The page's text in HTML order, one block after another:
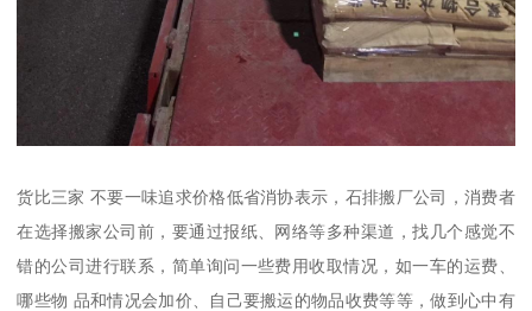
货比三家 不要一味追求价格低省消协表示，石排搬厂公司，消费者
在选择搬家公司前，要通过报纸、网络等多种渠道，找几个感觉不
错的公司进行联系，简单询问一些费用收取情况，如一车的运费、
哪些物 品和情况会加价、自己要搬运的物品收费等等，做到心中有